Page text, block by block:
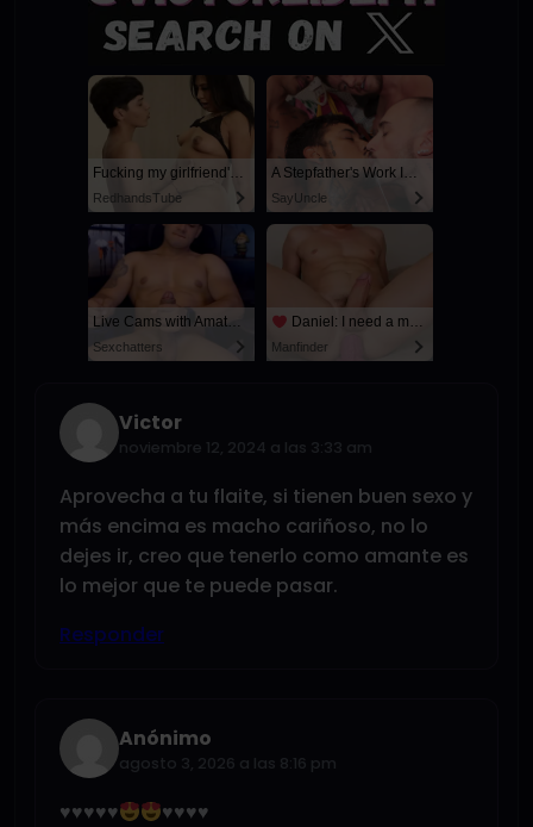
Fucking my girlfriend's hot mommy by mistake
RedhandsTube
A Stepfather's Work Is Never Done
SayUncle
Live Cams with Amateur Men
Sexchatters
Daniel: I need a man for a spicy night...
Manfinder
Victor
noviembre 12, 2024 a las 3:33 am
Aprovecha a tu flaite, si tienen buen sexo y
más encima es macho cariñoso, no lo
dejes ir, creo que tenerlo como amante es
lo mejor que te puede pasar.
Responder
Anónimo
agosto 3, 2026 a las 8:16 pm
♥️♥️♥️♥️♥️ ♥️♥️♥️♥️